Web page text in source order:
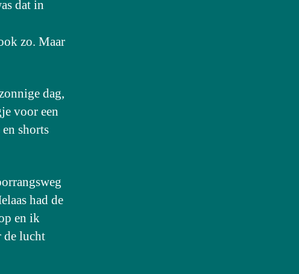
dat in
zo. Maar
dag,
voor een
shorts
had de
en ik
de lucht